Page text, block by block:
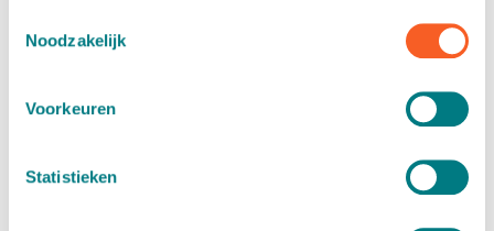
Noodzakelijk
Voorkeuren
Statistieken
Kapazität
Die Geschwindigkeit kann auf bis zu 7000 Töpfe pro Stunde
eingestellt werden.
Geschwindigkeit 3500 Töpfe pro Stunde. Das größte
Topfmaß, das verarbeitet werden kann, beträgt 30 cm.